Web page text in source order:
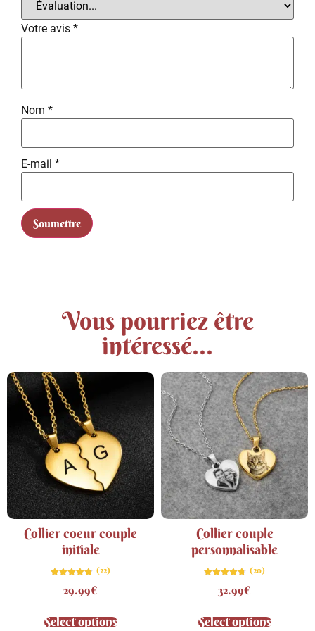
Votre avis *
Nom *
E-mail *
Vous pourriez être
intéressé...
Collier coeur couple
initiale
4.77
sur 5
(22)
29.99€
Select options
Collier couple
personnalisable
4.75
sur 5
(20)
32.99€
Select options